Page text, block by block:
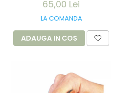
90x100cm - culoare
alb
65,00 Lei
LA COMANDA
ADAUGA IN COS